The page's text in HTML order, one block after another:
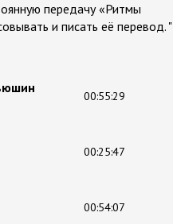
передачу «Ритмы
и писать её перевод. "
00:55:29
00:25:47
00:54:07